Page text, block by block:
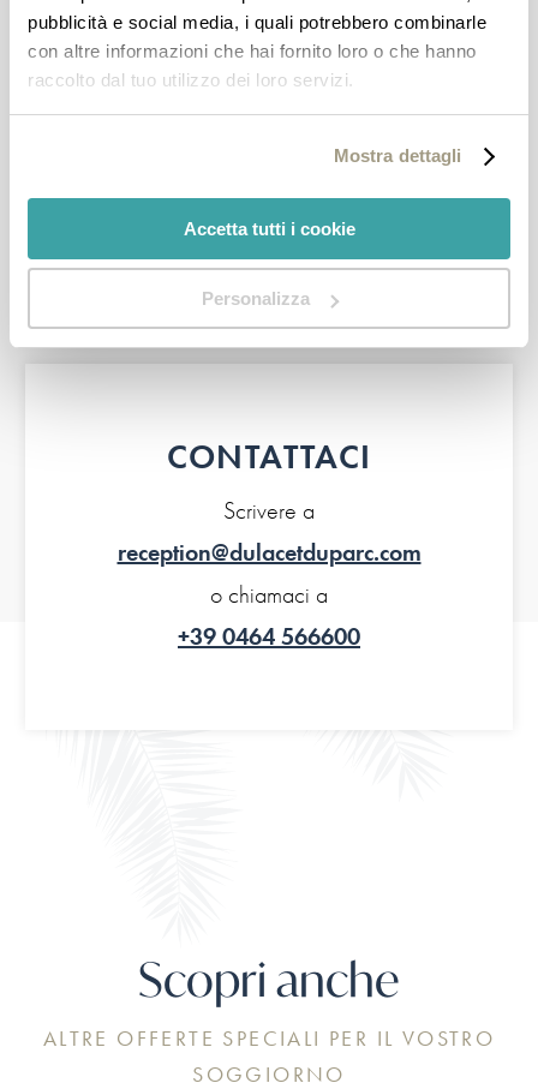
pubblicità e social media, i quali potrebbero combinarle
con altre informazioni che hai fornito loro o che hanno
raccolto dal tuo utilizzo dei loro servizi.
Mostra dettagli
Accetta tutti i cookie
Personalizza
RICHIEDI PREVENTIVO
Prenotare Online è Facile e Sicuro
CONTATTACI
Scrivere a
reception@dulacetduparc.com
o chiamaci a
+39 0464 566600
Scopri anche
ALTRE OFFERTE SPECIALI PER IL VOSTRO
SOGGIORNO